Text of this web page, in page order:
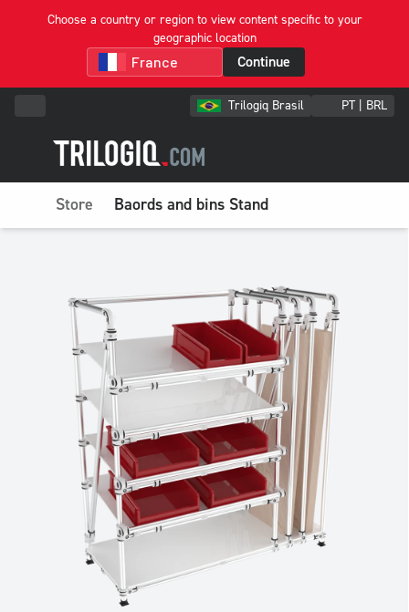
Choose a country or region to view content specific to your
geographic location
Continue
Trilogiq Brasil PT | BRL
Store Baords and bins Stand